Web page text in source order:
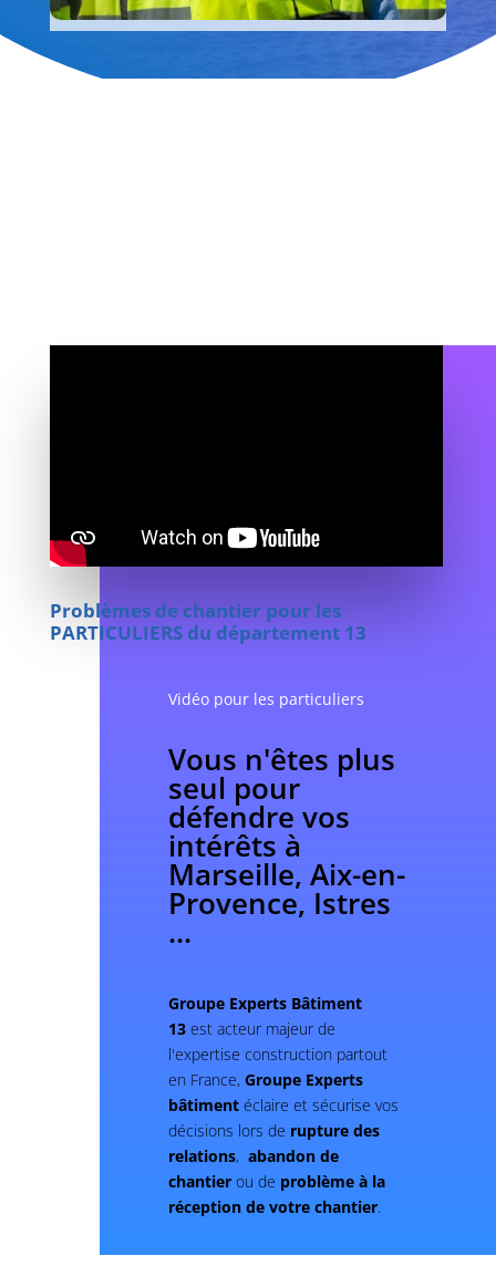
Problèmes de chantier pour les
PARTICULIERS du département 13
Vidéo pour les particuliers
Vous n'êtes plus
seul pour
défendre vos
intérêts à
Marseille, Aix-en-
Provence, Istres
...
Groupe Experts Bâtiment
13est acteur majeur de
l'expertise construction partout
en France, Groupe Experts
bâtimentéclaire et sécurise vos
décisions lors de rupture des
relations, abandon de
chantierou de problème à la
réception de votre chantier.